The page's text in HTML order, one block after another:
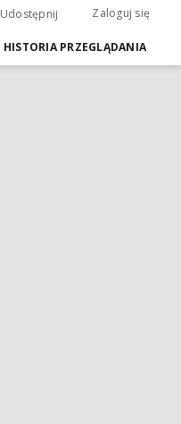
Udostępnij Zaloguj się
HISTORIA PRZEGLĄDANIA